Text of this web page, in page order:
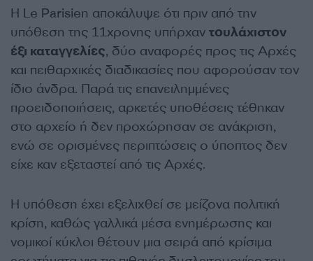
Η Le Parisien αποκάλυψε ότι πριν από την
υπόθεση της 11χρονης υπήρχαν τουλάχιστον
έξι καταγγελίες, δύο αναφορές προς τις Αρχές
και πειθαρχικές διαδικασίες που αφορούσαν τον
ίδιο άνδρα. Παρά τις επανειλημμένες
προειδοποιήσεις, αρκετές υποθέσεις τέθηκαν
στο αρχείο ή δεν προχώρησαν σε ανάκριση,
ενώ σε ορισμένες περιπτώσεις ο ύποπτος δεν
είχε καν εξεταστεί από τις Αρχές.
Η υπόθεση έχει εξελιχθεί σε μείζονα πολιτική
κρίση, καθώς γαλλικά μέσα ενημέρωσης και
νομικοί κύκλοι θέτουν μια σειρά από κρίσιμα